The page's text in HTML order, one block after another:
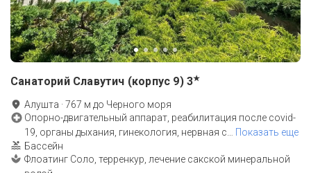
Санаторий Славутич (корпус 9) 3★
Алушта ·767 м до Черного моря
Опорно-двигательный аппарат, реабилитация после covid-
19, органы дыхания, гинекология, нервная с
Показать еще
Бассейн
Флоатинг Соло, терренкур, лечение сакской минеральной